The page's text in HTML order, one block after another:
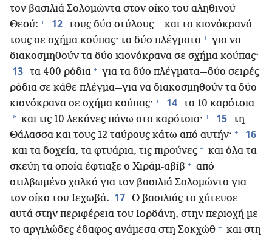
τον βασιλιά Σολομώντα στον οίκο του αληθινού
Θεού: + 12 τους δύο στύλους + και τα κιονόκρανά
τους σε σχήμα κούπας· τα δύο πλέγματα + για να
διακοσμηθούν τα δύο κιονόκρανα σε σχήμα κούπας·
13 τα 400 ρόδια + για τα δύο πλέγματα—δύο σειρές
ρόδια σε κάθε πλέγμα—για να διακοσμηθούν τα δύο
κιονόκρανα σε σχήμα κούπας· + 14 τα 10 καρότσια
* και τις 10 λεκάνες πάνω στα καρότσια· + 15 τη
Θάλασσα και τους 12 ταύρους κάτω από αυτήν· + 16
και τα δοχεία, τα φτυάρια, τις πιρούνες + και όλα τα
σκεύη τα οποία έφτιαξε ο Χιράμ-αβίβ + από
στιλβωμένο χαλκό για τον βασιλιά Σολομώντα για
τον οίκο του Ιεχωβά. 17 Ο βασιλιάς τα χύτευσε
αυτά στην περιφέρεια του Ιορδάνη, στην περιοχή με
το αργιλώδες έδαφος ανάμεσα στη Σοκχώθ + και στη